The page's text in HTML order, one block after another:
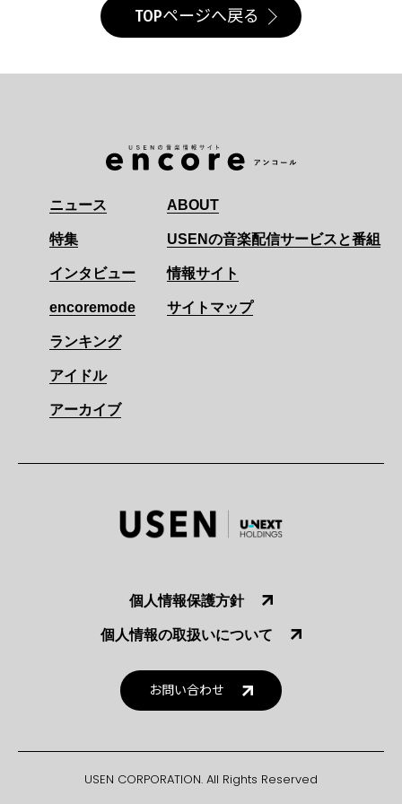
TOPページへ戻る
ニュース
特集
インタビュー
encoremode
ランキング
アイドル
アーカイブ
ABOUT
USENの音楽配信サービスと番組
情報サイト
サイトマップ
個人情報保護方針
個人情報の取扱いについて
お問い合わせ
USEN CORPORATION. All Rights Reserved